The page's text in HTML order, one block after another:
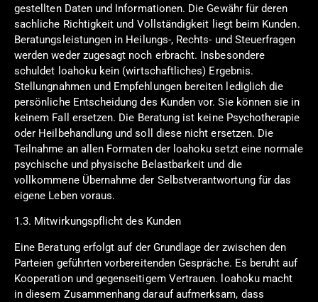
gestellten Daten und Informationen. Die Gewähr für deren
sachliche Richtigkeit und Vollständigkeit liegt beim Kunden.
Beratungsleistungen in Heilungs-, Rechts- und Steuerfragen
werden weder zugesagt noch erbracht. Insbesondere
schuldet loahoku kein (wirtschaftliches) Ergebnis.
Stellungnahmen und Empfehlungen bereiten lediglich die
persönliche Entscheidung des Kunden vor. Sie können sie in
keinem Fall ersetzen. Die Beratung ist keine Psychotherapie
oder Heilbehandlung und soll diese nicht ersetzen. Die
Teilnahme an allen Formaten der loahoku setzt eine normale
psychische und physische Belastbarkeit und die
vollkommene Übernahme der Selbstverantwortung für das
eigene Leben voraus.
1.3. Mitwirkungspflicht des Kunden
Eine Beratung erfolgt auf der Grundlage der zwischen den
Parteien geführten vorbereitenden Gespräche. Es beruht auf
Kooperation und gegenseitigem Vertrauen. loahoku macht
in diesem Zusammenhang darauf aufmerksam, dass